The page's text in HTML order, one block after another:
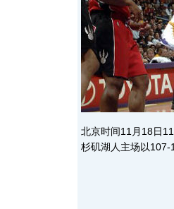
北京时间11月18日
杉矶湖人主场以107-